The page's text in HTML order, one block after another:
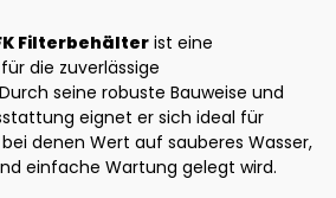
Filterbehälter ist eine
die zuverlässige
seine robuste Bauweise und
eignet er sich ideal für
denen Wert auf sauberes Wasser,
einfache Wartung gelegt wird.